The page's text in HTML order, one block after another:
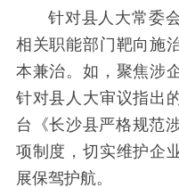
针对县人大常委
相关职能部门靶向施
本兼治。如，聚焦涉
针对县人大审议指出
台《长沙县严格规范
项制度，切实维护企
展保驾护航。